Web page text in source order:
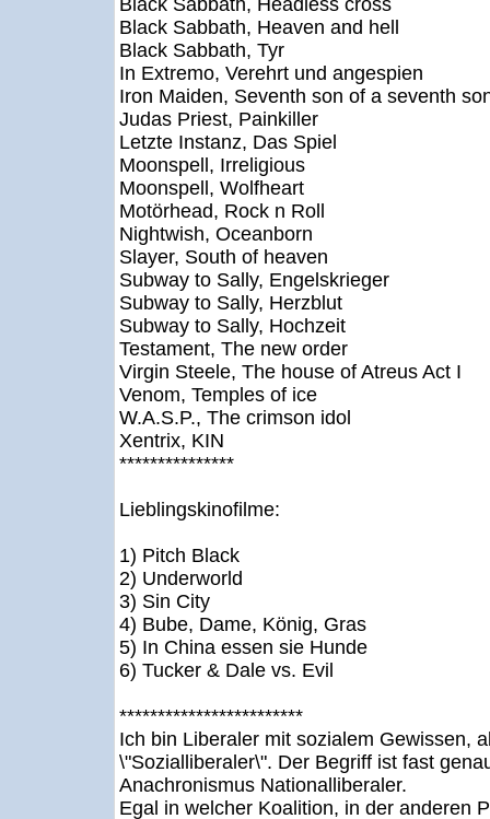
Black Sabbath, Headless cross
Black Sabbath, Heaven and hell
Black Sabbath, Tyr
In Extremo, Verehrt und angespien
Iron Maiden, Seventh son of a seventh
Judas Priest, Painkiller
Letzte Instanz, Das Spiel
Moonspell, Irreligious
Moonspell, Wolfheart
Motörhead, Rock n Roll
Nightwish, Oceanborn
Slayer, South of heaven
Subway to Sally, Engelskrieger
Subway to Sally, Herzblut
Subway to Sally, Hochzeit
Testament, The new order
Virgin Steele, The house of Atreus Act I
Venom, Temples of ice
W.A.S.P., The crimson idol
Xentrix, KIN
***************
Lieblingskinofilme:
1) Pitch Black
2) Underworld
3) Sin City
4) Bube, Dame, König, Gras
5) In China essen sie Hunde
6) Tucker & Dale vs. Evil
************************
Ich bin Liberaler mit sozialem Gewissen,
\"Sozialliberaler\". Der Begriff ist fast
Anachronismus Nationalliberaler.
Egal in welcher Koalition, in der anderen